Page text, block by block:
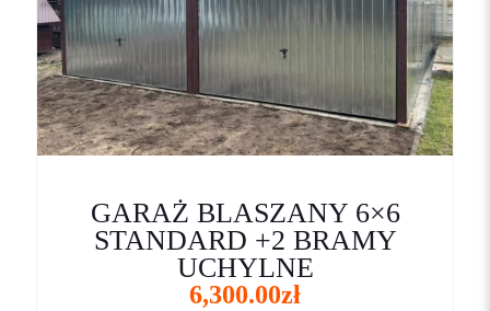
GARAŻ BLASZANY 6×6
STANDARD +2 BRAMY
UCHYLNE
6,300.00zł